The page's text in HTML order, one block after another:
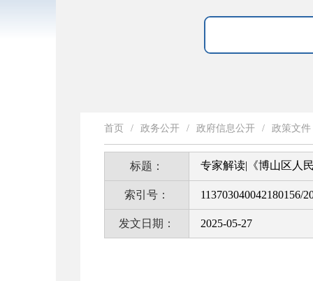
首页 / 政务公开 / 政府信息公开 / 政策文件
标题： 专家解读|《博山区人
索引号： 113703040042180156/
发文日期： 2025-05-27